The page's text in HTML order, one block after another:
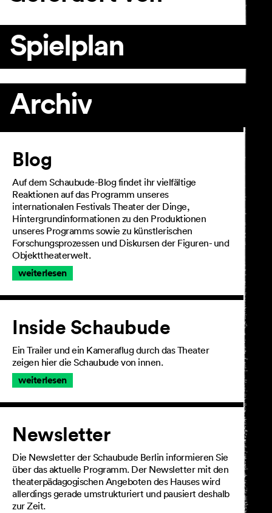
Spielplan
Archiv
Artikel
Blog
Auf dem Schaubude-Blog findet ihr vielfältige
Reaktionen auf das Programm unseres
internationalen Festivals Theater der Dinge,
Hintergrundinformationen zu den Produktionen
unseres Programms sowie zu künstlerischen
Forschungsprozessen und Diskursen der Figuren- und
Objekttheaterwelt.
weiterlesen
Inside Schaubude
Ein Trailer und ein Kameraflug durch das Theater
zeigen hier die Schaubude von innen.
weiterlesen
Newsletter
Die Newsletter der Schaubude Berlin informieren Sie
über das aktuelle Programm. Der Newsletter mit den
theaterpädagogischen Angeboten des Hauses wird
allerdings gerade umstrukturiert und pausiert deshalb
zur Zeit.